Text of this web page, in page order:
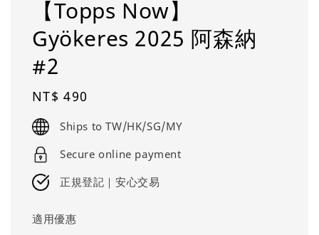
【Topps Now】
Gyökeres 2025 阿森納
#2
Regular
price
NT$ 490
Ships to TW/HK/SG/MY
Secure online payment
正規登記｜安心交易
適用優惠